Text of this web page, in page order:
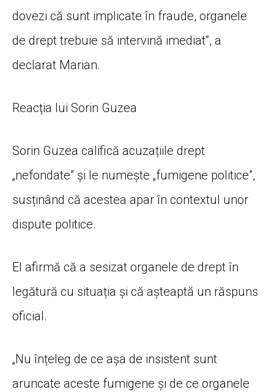
dovezi că sunt implicate în fraude, organele
de drept trebuie să intervină imediat”, a
declarat Marian.
Reacția lui Sorin Guzea
Sorin Guzea califică acuzațiile drept
„nefondate” și le numește „fumigene politice”,
susținând că acestea apar în contextul unor
dispute politice.
El afirmă că a sesizat organele de drept în
legătură cu situația și că așteaptă un răspuns
oficial.
„Nu înțeleg de ce așa de insistent sunt
aruncate aceste fumigene și de ce organele